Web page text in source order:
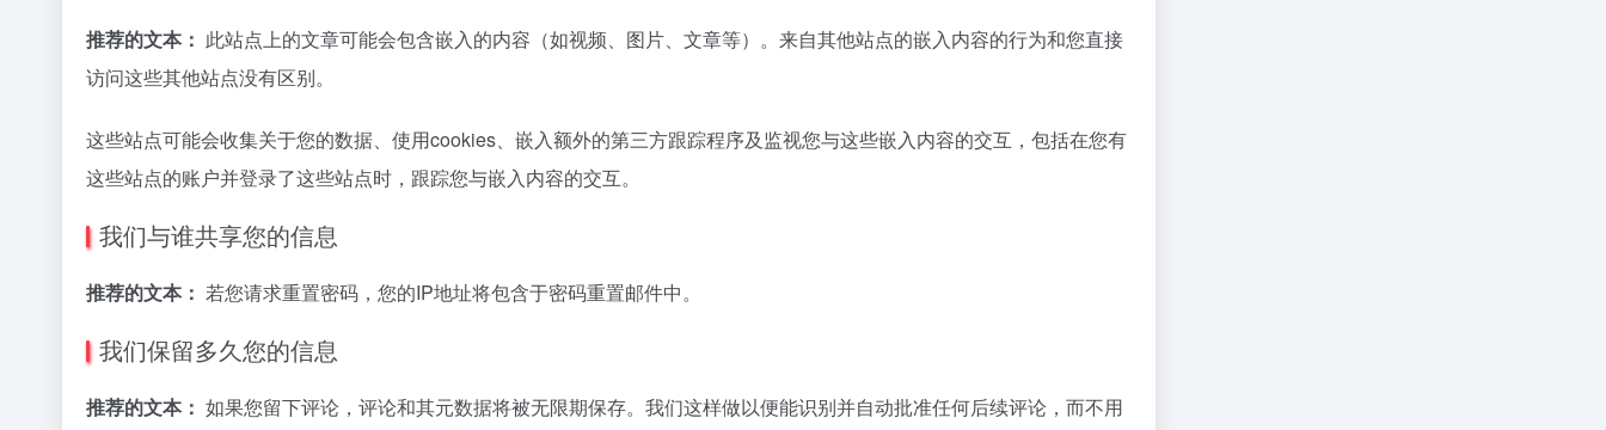
推荐的文本： 此站点上的文章可能会包含嵌入的内容（如视频、图片、文章等）。来自其他站点的嵌入内容的行为和您直接
访问这些其他站点没有区别。
这些站点可能会收集关于您的数据、使用cookies、嵌入额外的第三方跟踪程序及监视您与这些嵌入内容的交互，包括在您有
这些站点的账户并登录了这些站点时，跟踪您与嵌入内容的交互。
我们与谁共享您的信息
推荐的文本： 若您请求重置密码，您的IP地址将包含于密码重置邮件中。
我们保留多久您的信息
推荐的文本： 如果您留下评论，评论和其元数据将被无限期保存。我们这样做以便能识别并自动批准任何后续评论，而不用